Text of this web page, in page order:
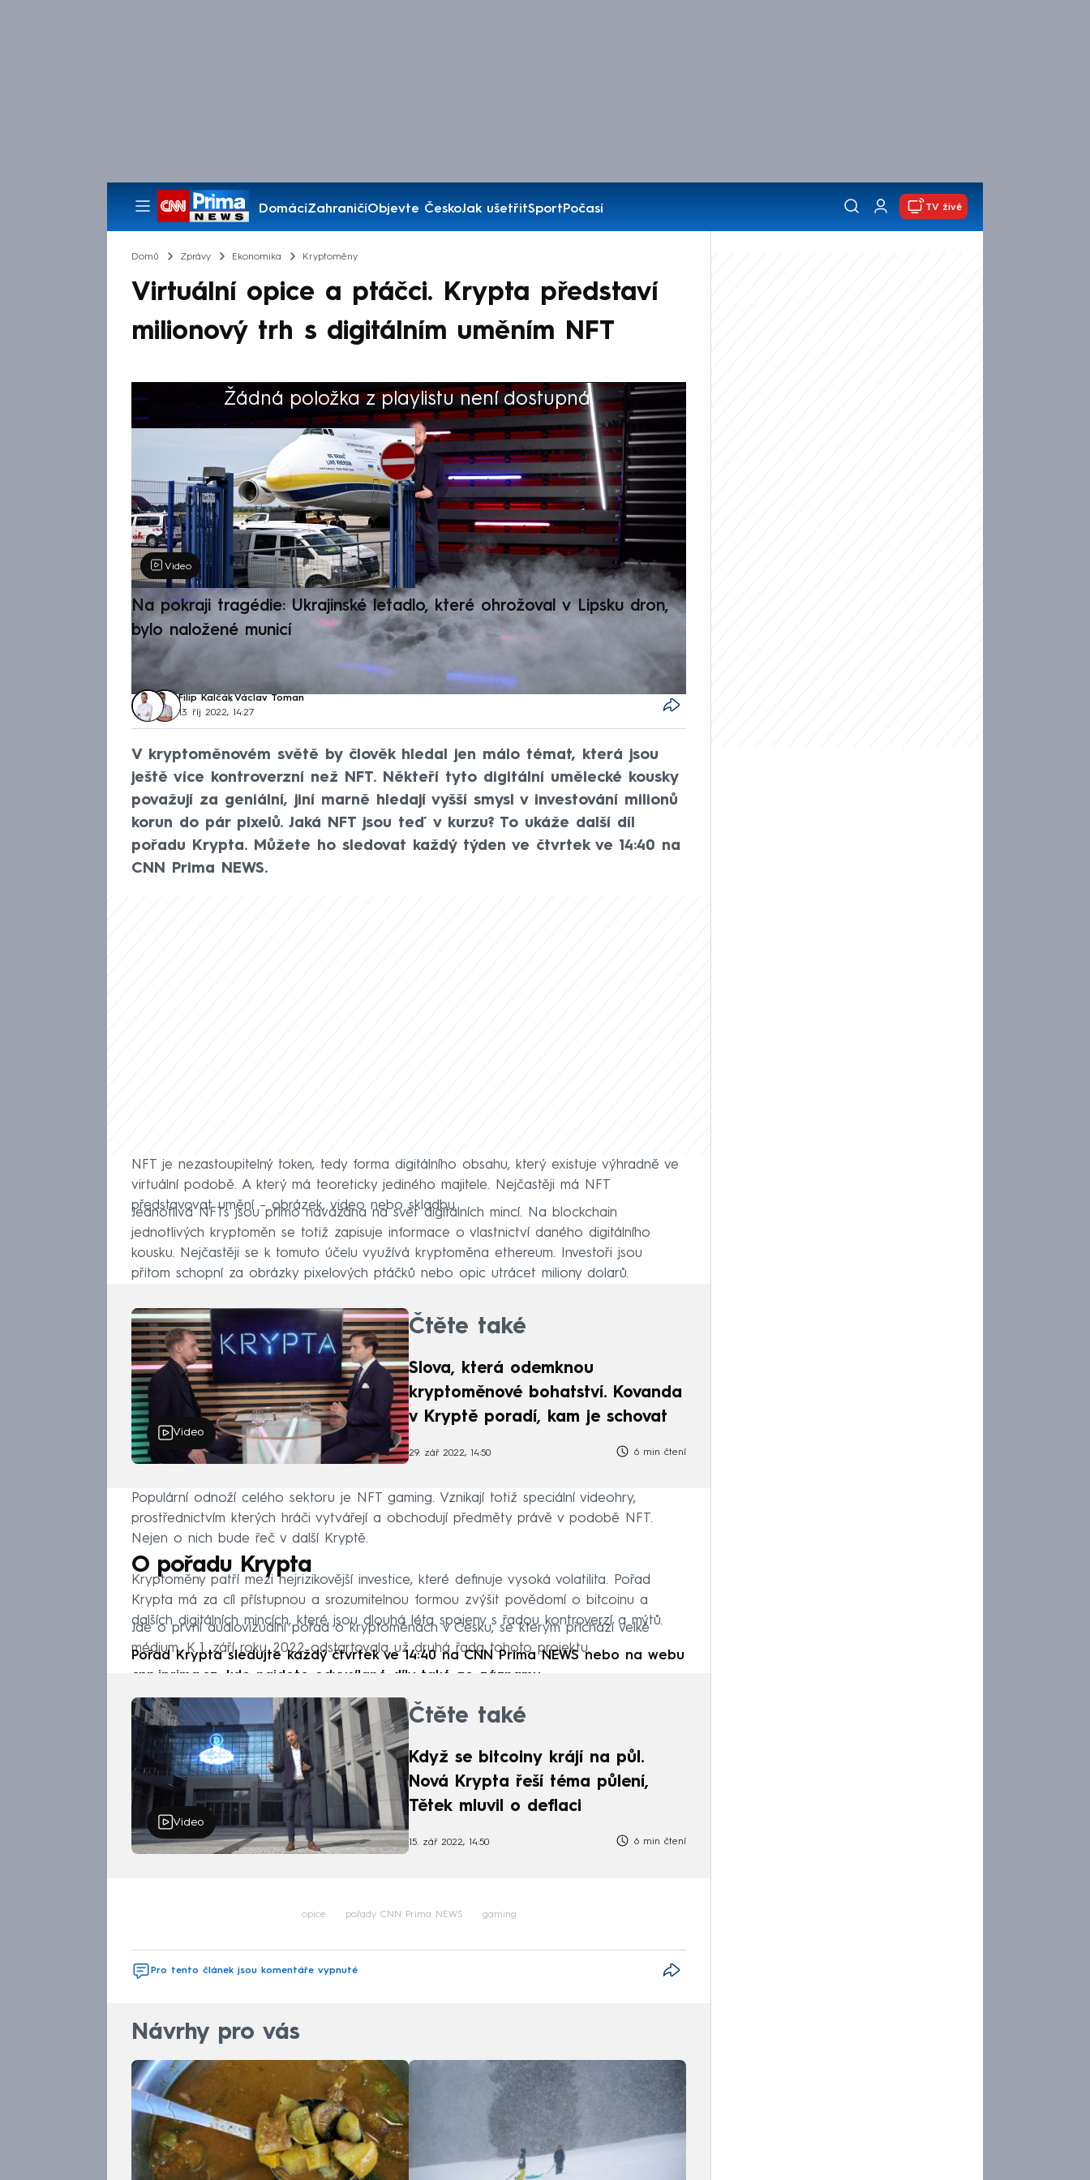
DomácíZahraničíObjevte ČeskoJak ušetřitSportPočasí
Pořady
TV živě
Domů Zprávy Ekonomika Kryptoměny
Virtuální opice a ptáčci. Krypta představí
milionový trh s digitálním uměním NFT
Žádná položka z playlistu není dostupná.
Výběr redakce
Video
Na pokraji tragédie: Ukrajinské letadlo, které ohrožoval v Lipsku dron,
bylo naložené municí
Filip Kalčák, Václav Toman
13. říj 2022, 14:27
V kryptoměnovém světě by člověk hledal jen málo témat, která jsou
ještě více kontroverzní než NFT. Někteří tyto digitální umělecké kousky
považují za geniální, jiní marně hledají vyšší smysl v investování milionů
korun do pár pixelů. Jaká NFT jsou teď v kurzu? To ukáže další díl
pořadu Krypta. Můžete ho sledovat každý týden ve čtvrtek ve 14:40 na
CNN Prima NEWS.
NFT je nezastoupitelný token, tedy forma digitálního obsahu, který existuje výhradně ve
virtuální podobě. A který má teoreticky jediného majitele. Nejčastěji má NFT
představovat umění – obrázek, video nebo skladbu.
Jednotlivá NFTs jsou přímo navázána na svět digitálních mincí. Na blockchain
jednotlivých kryptoměn se totiž zapisuje informace o vlastnictví daného digitálního
kousku. Nejčastěji se k tomuto účelu využívá kryptoměna ethereum. Investoři jsou
přitom schopní za obrázky pixelových ptáčků nebo opic utrácet miliony dolarů.
Video
Čtěte také
Slova, která odemknou
kryptoměnové bohatství. Kovanda
v Kryptě poradí, kam je schovat
29. zář 2022, 14:50 6 min čtení
Populární odnoží celého sektoru je NFT gaming. Vznikají totiž speciální videohry,
prostřednictvím kterých hráči vytvářejí a obchodují předměty právě v podobě NFT.
Nejen o nich bude řeč v další Kryptě.
O pořadu Krypta
Kryptoměny patří mezi nejrizikovější investice, které definuje vysoká volatilita. Pořad
Krypta má za cíl přístupnou a srozumitelnou formou zvýšit povědomí o bitcoinu a
dalších digitálních mincích, které jsou dlouhá léta spojeny s řadou kontroverzí a mýtů.
Jde o první audiovizuální pořad o kryptoměnách v Česku, se kterým přichází velké
médium. K 1. září roku 2022 odstartovala už druhá řada tohoto projektu.
Pořad Krypta sledujte každý čtvrtek ve 14:40 na CNN Prima NEWS nebo na webu
cnn.iprima.cz, kde najdete odvysílané díly také ze záznamu.
Video
Čtěte také
Když se bitcoiny krájí na půl.
Nová Krypta řeší téma půlení,
Tětek mluvil o deflaci
15. zář 2022, 14:50 6 min čtení
opice pořady CNN Prima NEWS gaming
Pro tento článek jsou komentáře vypnuté
Návrhy pro vás